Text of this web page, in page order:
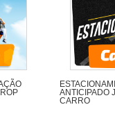
ANTICIPADO
CARRO